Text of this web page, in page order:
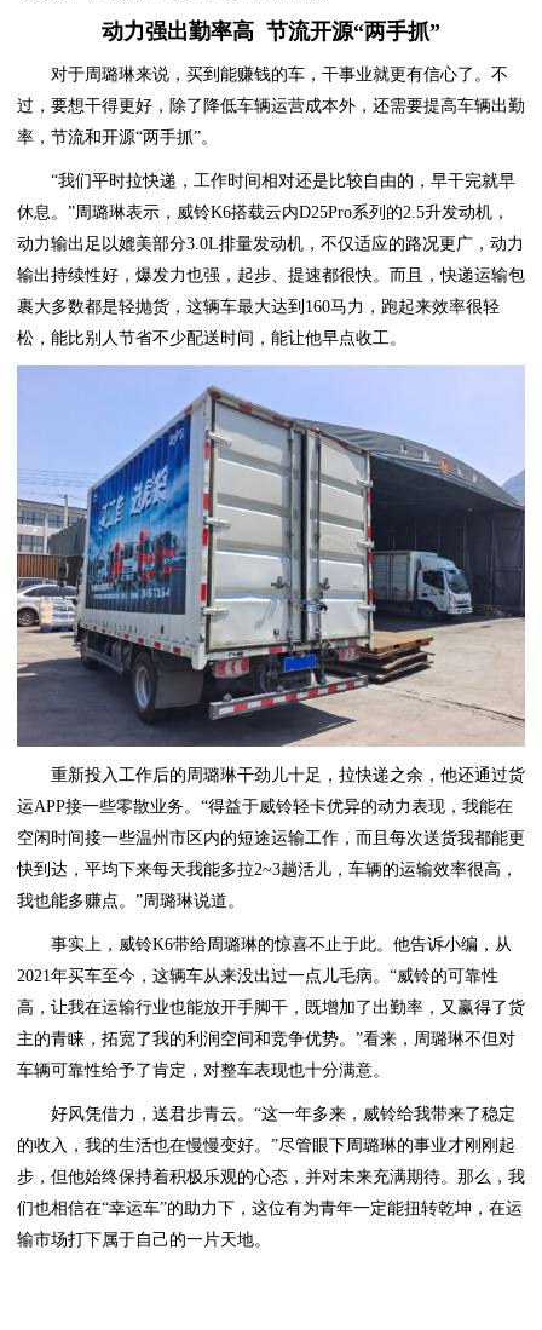
动力强出勤率高 节流开源“两手抓”
对于周璐琳来说，买到能赚钱的车，干事业就更有信心了。不
过，要想干得更好，除了降低车辆运营成本外，还需要提高车辆出勤
率，节流和开源“两手抓”。
“我们平时拉快递，工作时间相对还是比较自由的，早干完就早
休息。”周璐琳表示，威铃K6搭载云内D25Pro系列的2.5升发动机，
动力输出足以媲美部分3.0L排量发动机，不仅适应的路况更广，动力
输出持续性好，爆发力也强，起步、提速都很快。而且，快递运输包
裹大多数都是轻抛货，这辆车最大达到160马力，跑起来效率很轻
松，能比别人节省不少配送时间，能让他早点收工。
重新投入工作后的周璐琳干劲儿十足，拉快递之余，他还通过货
运APP接一些零散业务。“得益于威铃轻卡优异的动力表现，我能在
空闲时间接一些温州市区内的短途运输工作，而且每次送货我都能更
快到达，平均下来每天我能多拉2~3趟活儿，车辆的运输效率很高，
我也能多赚点。”周璐琳说道。
事实上，威铃K6带给周璐琳的惊喜不止于此。他告诉小编，从
2021年买车至今，这辆车从来没出过一点儿毛病。“威铃的可靠性
高，让我在运输行业也能放开手脚干，既增加了出勤率，又赢得了货
主的青睐，拓宽了我的利润空间和竞争优势。”看来，周璐琳不但对
车辆可靠性给予了肯定，对整车表现也十分满意。
好风凭借力，送君步青云。“这一年多来，威铃给我带来了稳定
的收入，我的生活也在慢慢变好。”尽管眼下周璐琳的事业才刚刚起
步，但他始终保持着积极乐观的心态，并对未来充满期待。那么，我
们也相信在“幸运车”的助力下，这位有为青年一定能扭转乾坤，在运
输市场打下属于自己的一片天地。